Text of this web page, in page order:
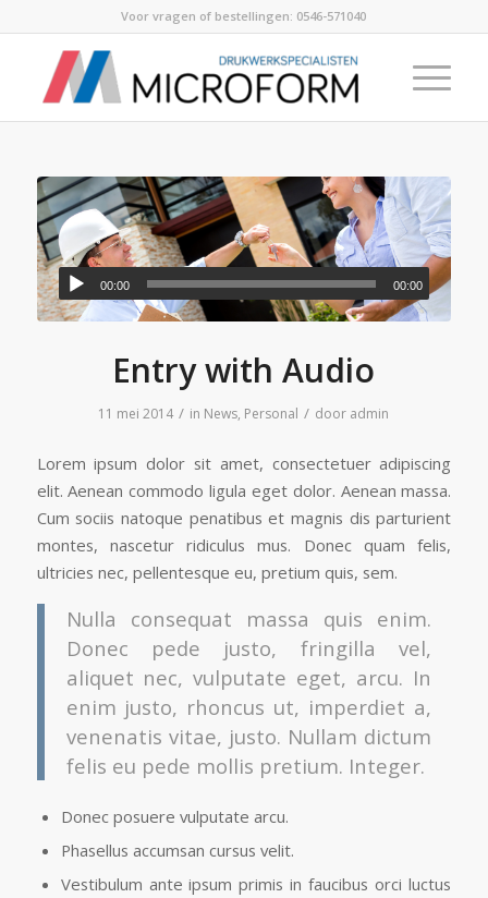
Voor vragen of bestellingen: 0546-571040
00:00 00:00
Entry with Audio
11 mei 2014 / in News, Personal / door admin
Lorem ipsum dolor sit amet, consectetuer adipiscing
elit. Aenean commodo ligula eget dolor. Aenean massa.
Cum sociis natoque penatibus et magnis dis parturient
montes, nascetur ridiculus mus. Donec quam felis,
ultricies nec, pellentesque eu, pretium quis, sem.
Nulla consequat massa quis enim.
Donec pede justo, fringilla vel,
aliquet nec, vulputate eget, arcu. In
enim justo, rhoncus ut, imperdiet a,
venenatis vitae, justo. Nullam dictum
felis eu pede mollis pretium. Integer.
Donec posuere vulputate arcu.
Phasellus accumsan cursus velit.
Vestibulum ante ipsum primis in faucibus orci luctus